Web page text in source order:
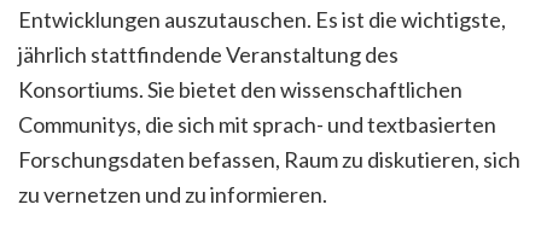
Entwicklungen auszutauschen. Es ist die wichtigste,
jährlich stattfindende Veranstaltung des
Konsortiums. Sie bietet den wissenschaftlichen
Communitys, die sich mit sprach- und textbasierten
Forschungsdaten befassen, Raum zu diskutieren, sich
zu vernetzen und zu informieren.